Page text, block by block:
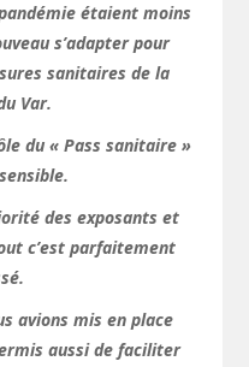
étaient moins
s’adapter pour
sanitaires de la
Var.
du « Pass sanitaire »
des exposants et
c’est parfaitement
avions mis en place
aussi de faciliter